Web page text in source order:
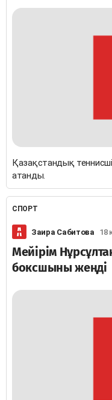
Қазақстандық
атанды.
СПОРТ
Заира Сабитова 18
Мейірім
боксшыны жеңді